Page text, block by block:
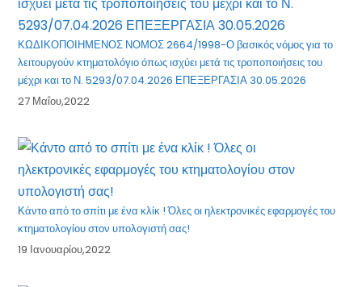
ΚΩΔΙΚΟΠΟΙΗΜΕΝΟΣ ΝΟΜΟΣ 2664/1998-Ο βασικός νόμος για το
λειτουργούν κτηματολόγιο όπως ισχύει μετά τις τροποποιήσεις του
μέχρι και το Ν. 5293/07.04.2026 ΕΠΕΞΕΡΓΑΣΙΑ 30.05.2026
27 Μαΐου,2022
Κάντο από το σπίτι με ένα κλίκ ! Όλες οι ηλεκτρονικές εφαρμογές του
κτηματολογίου στον υπολογιστή σας!
19 Ιανουαρίου,2022